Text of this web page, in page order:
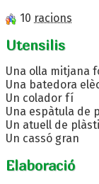
10 racions
Utensilis
Una olla mitjana
Una batedora
Un colador fí
Una espàtula de
Un atuell de
Un cassó gran
Elaboració